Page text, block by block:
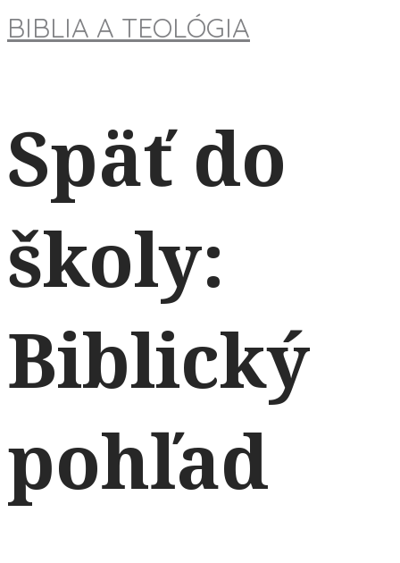
BIBLIA A TEOLÓGIA
Späť do
školy:
Biblický
pohľad